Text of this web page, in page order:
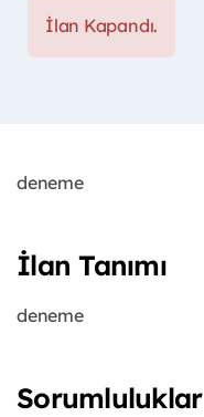
İlan Kapandı.
deneme
İlan Tanımı
deneme
Sorumluluklar